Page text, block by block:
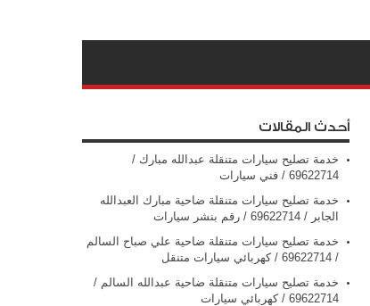
أحدث المقالات
خدمة تصليح سيارات متنقلة عبدالله مبارك /
69622714‬ / فني سيارات
خدمة تصليح سيارات متنقلة ضاحية مبارك العبدالله
الجابر / 69622714‬ / رقم بنشر سيارات
خدمة تصليح سيارات متنقلة ضاحية علي صباح السالم
/ 69622714‬ / كهربائي سيارات متنقل
خدمة تصليح سيارات متنقلة ضاحية عبدالله السالم /
69622714‬ / كهربائي سيارات